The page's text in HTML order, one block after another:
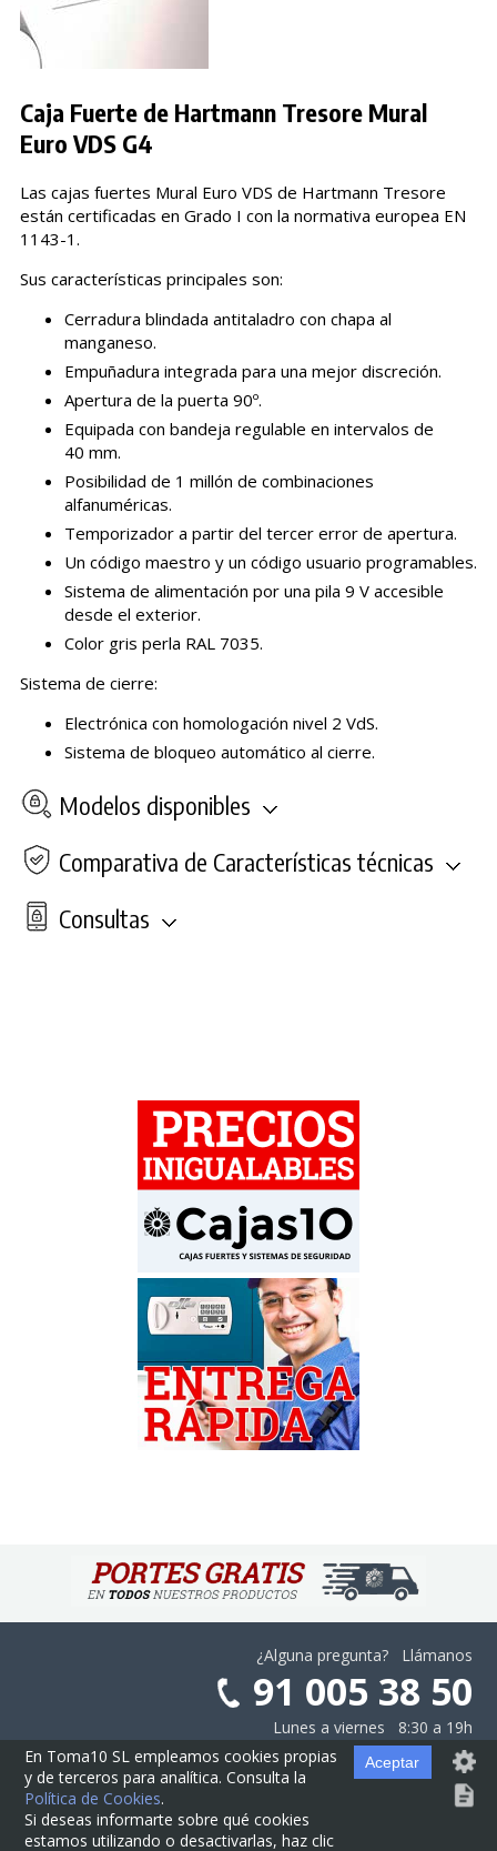
Caja Fuerte de Hartmann Tresore Mural
Euro VDS G4
Las cajas fuertes Mural Euro VDS de Hartmann Tresore
están certificadas en Grado I con la normativa europea EN
1143-1.
Sus características principales son:
Cerradura blindada antitaladro con chapa al
manganeso.
Empuñadura integrada para una mejor discreción.
Apertura de la puerta 90º.
Equipada con bandeja regulable en intervalos de
40 mm.
Posibilidad de 1 millón de combinaciones
alfanuméricas.
Temporizador a partir del tercer error de apertura.
Un código maestro y un código usuario programables.
Sistema de alimentación por una pila 9 V accesible
desde el exterior.
Color gris perla RAL 7035.
Sistema de cierre:
Electrónica con homologación nivel 2 VdS.
Sistema de bloqueo automático al cierre.
Modelos disponibles
Comparativa de Características técnicas
Consultas
¿Alguna pregunta? Llámanos
91 005 38 50
Lunes a viernes 8:30 a 19h
Aviso Legal·Privacidad·Cookies·Configurar las Cookies·Contratación
En Toma10 SL empleamos cookies propias
y de terceros para analítica. Consulta la
Política de Cookies.
Si deseas informarte sobre qué cookies
estamos utilizando o desactivarlas, haz clic
Aceptar